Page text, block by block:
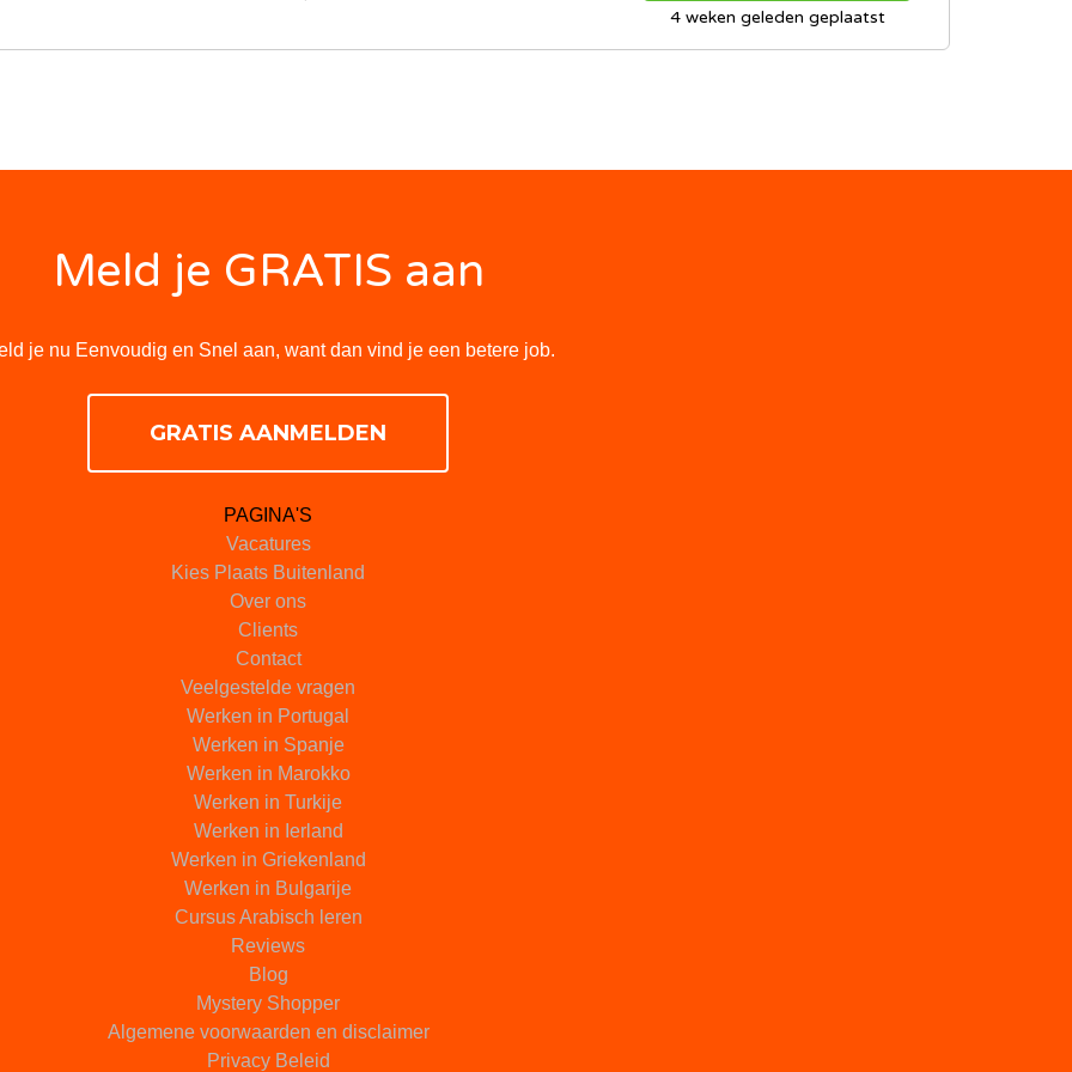
4 weken geleden geplaatst
Meld je GRATIS aan
je nu Eenvoudig en Snel aan, want dan vind je een betere job.
GRATIS AANMELDEN
PAGINA'S
Vacatures
Kies Plaats Buitenland
Over ons
Clients
Contact
Veelgestelde vragen
Werken in Portugal
Werken in Spanje
Werken in Marokko
Werken in Turkije
Werken in Ierland
Werken in Griekenland
Werken in Bulgarije
Cursus Arabisch leren
Reviews
Blog
Mystery Shopper
Algemene voorwaarden en disclaimer
Privacy Beleid